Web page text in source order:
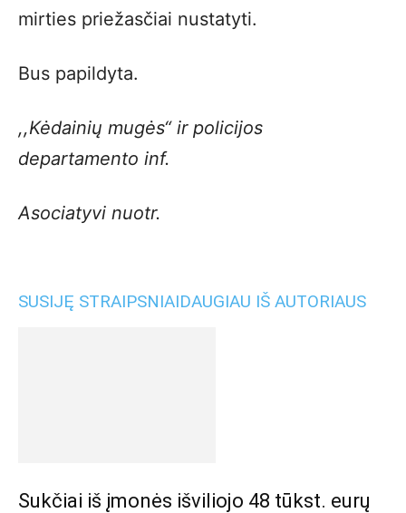
mirties priežasčiai nustatyti.
Bus papildyta.
,,Kėdainių mugės“ ir policijos
departamento inf.
Asociatyvi nuotr.
SUSIJĘ STRAIPSNIAIDAUGIAU IŠ AUTORIAUS
Sukčiai iš įmonės išviliojo 48 tūkst. eurų